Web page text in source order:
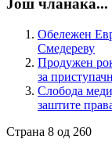
Још чланака...
Обележен
Смедереву
Продужен
за
Слобода
заштите
Страна 8 од 260